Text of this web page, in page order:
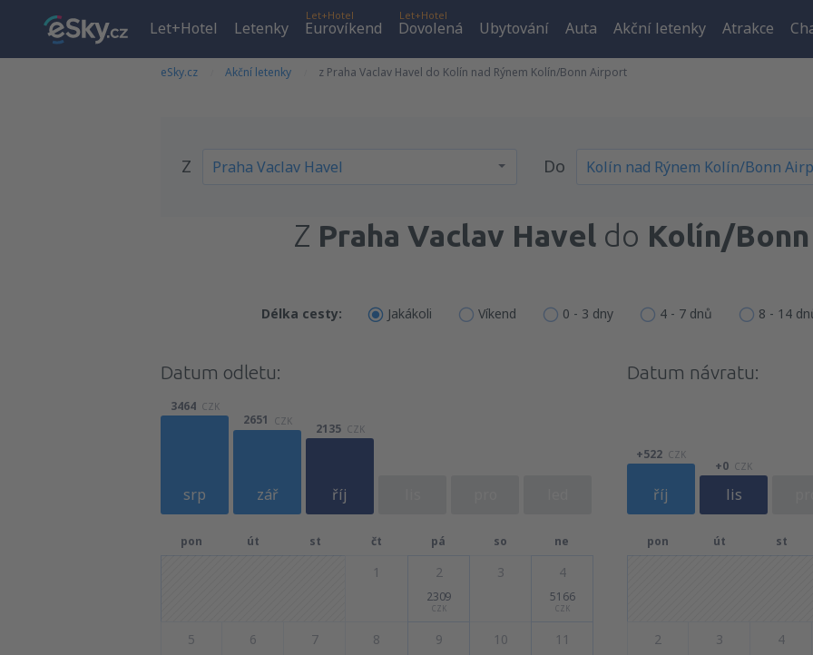
Let+Hotel Letenky
Let+Hotel
Eurovíkend
Let+Hotel
Dovolená Ubytování Auta Akční letenky Atrakce
eSky.cz Akční letenky z Praha Vaclav Havel do Kolín nad Rýnem Kolín/Bonn Airport
Z Do
Z Praha Vaclav Havel do Kolín/
Délka cesty: Jakákoli Víkend 0 - 3 dny 4 - 7 dnů 8 - 14
Datum odletu:
srp
3464 CZK
zář
2651 CZK
říj
2135 CZK
pon út st čt pá so ne
1 2
2309
CZK
3 4
5166
CZK
5 6 7 8 9 10 11
Datum návratu:
říj
+522 CZK
lis
+0 CZK
pon út st
2 3 4